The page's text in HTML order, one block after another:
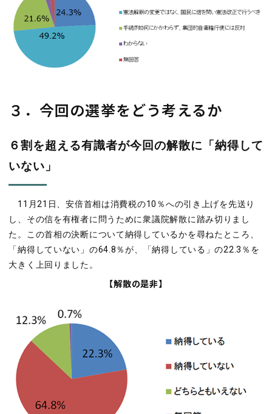
３．今回の選挙をどう考えるか
６割を超える有識者が今回の解散に「納得して
いない」
11月21日、安倍首相は消費税の10％への引き上げを先送り
し、その信を有権者に問うために衆議院解散に踏み切りまし
た。この首相の決断について納得しているかを尋ねたところ、
「納得していない」の64.8％が、「納得している」の22.3％を
大きく上回りました。
【解散の是非】